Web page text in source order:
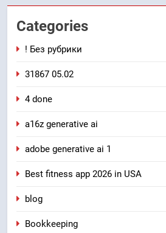
Categories
! Без рубрики
31867 05.02
4 done
a16z generative ai
adobe generative ai 1
Best fitness app 2026 in USA
blog
Bookkeeping